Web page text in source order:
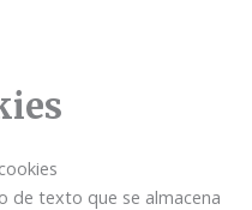
de texto que se almacena